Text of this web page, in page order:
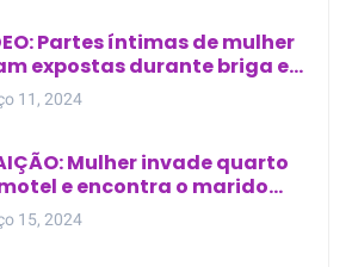
Partes íntimas de mulher
expostas durante briga em
11, 2024
Mulher invade quarto
e encontra o marido
outra na cama
15, 2024